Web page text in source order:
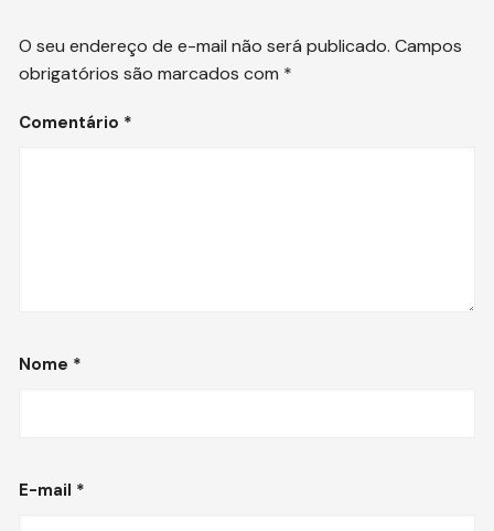
O seu endereço de e-mail não será publicado. Campos
obrigatórios são marcados com *
Comentário *
Nome *
E-mail *